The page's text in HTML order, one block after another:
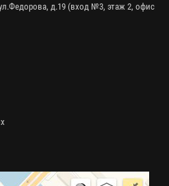
д.19 (вход №3, этаж 2, офис